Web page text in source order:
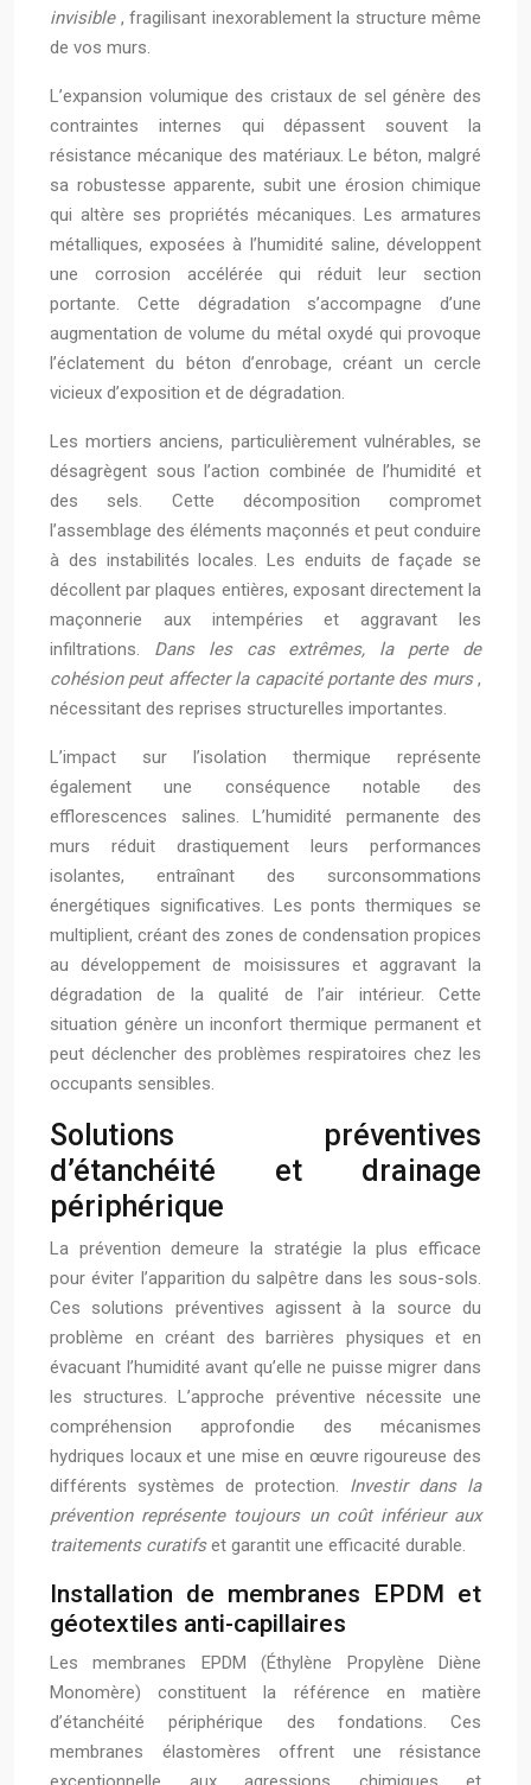
invisible , fragilisant inexorablement la structure même
de vos murs.
L’expansion volumique des cristaux de sel génère des
contraintes internes qui dépassent souvent la
résistance mécanique des matériaux. Le béton, malgré
sa robustesse apparente, subit une érosion chimique
qui altère ses propriétés mécaniques. Les armatures
métalliques, exposées à l’humidité saline, développent
une corrosion accélérée qui réduit leur section
portante. Cette dégradation s’accompagne d’une
augmentation de volume du métal oxydé qui provoque
l’éclatement du béton d’enrobage, créant un cercle
vicieux d’exposition et de dégradation.
Les mortiers anciens, particulièrement vulnérables, se
désagrègent sous l’action combinée de l’humidité et
des sels. Cette décomposition compromet
l’assemblage des éléments maçonnés et peut conduire
à des instabilités locales. Les enduits de façade se
décollent par plaques entières, exposant directement la
maçonnerie aux intempéries et aggravant les
infiltrations. Dans les cas extrêmes, la perte de
cohésion peut affecter la capacité portante des murs,
nécessitant des reprises structurelles importantes.
L’impact sur l’isolation thermique représente
également une conséquence notable des
efflorescences salines. L’humidité permanente des
murs réduit drastiquement leurs performances
isolantes, entraînant des surconsommations
énergétiques significatives. Les ponts thermiques se
multiplient, créant des zones de condensation propices
au développement de moisissures et aggravant la
dégradation de la qualité de l’air intérieur. Cette
situation génère un inconfort thermique permanent et
peut déclencher des problèmes respiratoires chez les
occupants sensibles.
Solutions préventives
d’étanchéité et drainage
périphérique
La prévention demeure la stratégie la plus efficace
pour éviter l’apparition du salpêtre dans les sous-sols.
Ces solutions préventives agissent à la source du
problème en créant des barrières physiques et en
évacuant l’humidité avant qu’elle ne puisse migrer dans
les structures. L’approche préventive nécessite une
compréhension approfondie des mécanismes
hydriques locaux et une mise en œuvre rigoureuse des
différents systèmes de protection. Investir dans la
prévention représente toujours un coût inférieur aux
traitements curatifset garantit une efficacité durable.
Installation de membranes EPDM et
géotextiles anti-capillaires
Les membranes EPDM (Éthylène Propylène Diène
Monomère) constituent la référence en matière
d’étanchéité périphérique des fondations. Ces
membranes élastomères offrent une résistance